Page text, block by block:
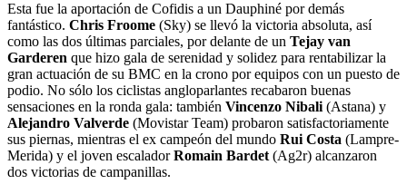
Esta fue la aportación de Cofidis a un Dauphiné por demás
fantástico. Chris Froome (Sky) se llevó la victoria absoluta, así
como las dos últimas parciales, por delante de un Tejay van
Garderen que hizo gala de serenidad y solidez para rentabilizar la
gran actuación de su BMC en la crono por equipos con un puesto de
podio. No sólo los ciclistas angloparlantes recabaron buenas
sensaciones en la ronda gala: también Vincenzo Nibali (Astana) y
Alejandro Valverde (Movistar Team) probaron satisfactoriamente
sus piernas, mientras el ex campeón del mundo Rui Costa (Lampre-
Merida) y el joven escaladorRomain Bardet (Ag2r) alcanzaron
dos victorias de campanillas.